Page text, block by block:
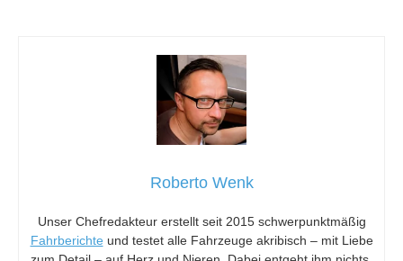
Roberto Wenk
Unser Chefredakteur erstellt seit 2015 schwerpunktmäßig
Fahrberichte und testet alle Fahrzeuge akribisch – mit Liebe